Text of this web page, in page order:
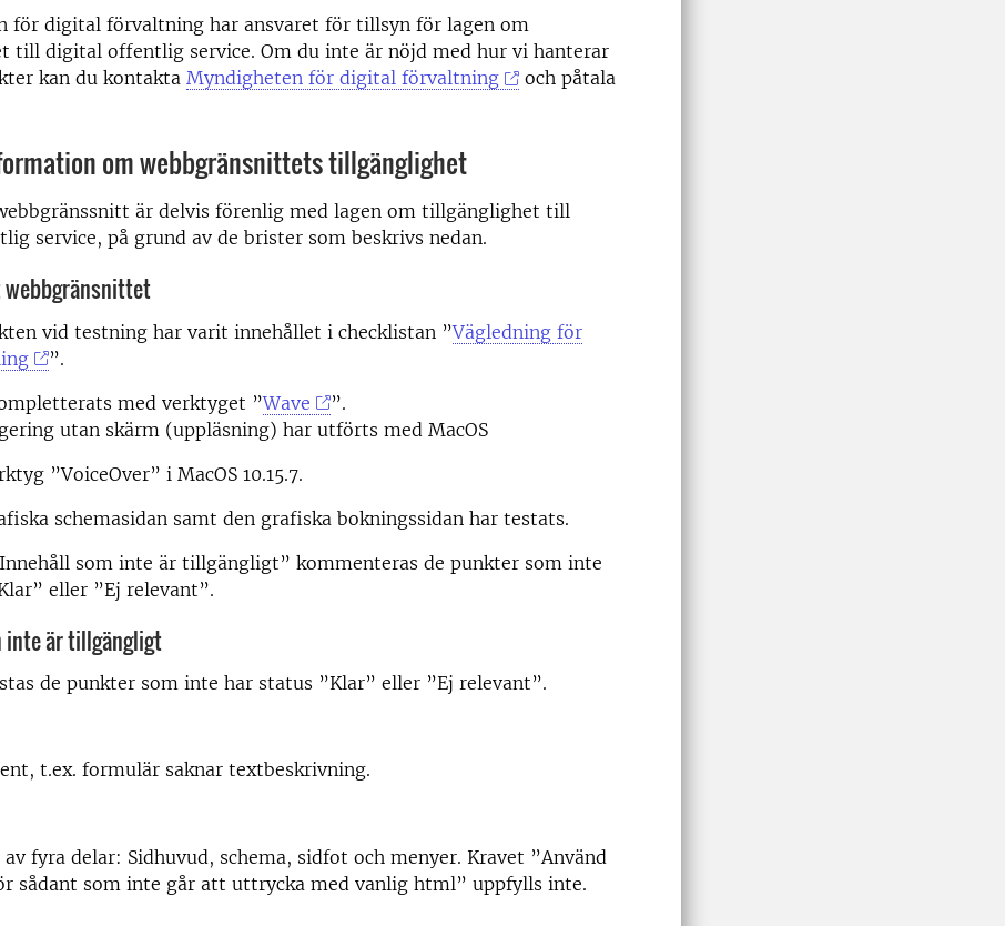
för digital förvaltning har ansvaret för tillsyn för lagen om
till digital offentlig service. Om du inte är nöjd med hur vi hanterar
kan du kontakta Myndigheten för digital förvaltning
och påtala
om webbgränsnittets tillgänglighet
är delvis förenlig med lagen om tillgänglighet till
service, på grund av de brister som beskrivs nedan.
vid testning har varit innehållet i checklistan ”Vägledning för
”.
med verktyget ”Wave
”.
utan skärm (uppläsning) har utförts med MacOS
”VoiceOver” i MacOS 10.15.7.
schemasidan samt den grafiska bokningssidan har testats.
som inte är tillgängligt” kommenteras de punkter som inte
eller ”Ej relevant”.
inte är tillgängligt
de punkter som inte har status ”Klar” eller ”Ej relevant”.
t.ex. formulär saknar textbeskrivning.
av fyra delar: Sidhuvud, schema, sidfot och menyer. Kravet ”Använd
sådant som inte går att uttrycka med vanlig html” uppfylls inte.